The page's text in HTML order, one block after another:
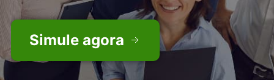
Simule agora